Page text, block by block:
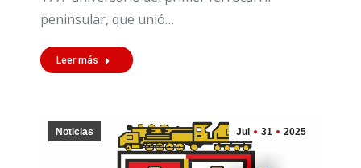
peninsular, que unió…
Leer más
Jul 31 2025
Noticias